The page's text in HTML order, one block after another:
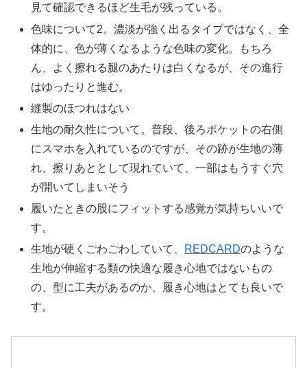
見て確認できるほど生毛が残っている。
色味について2。濃淡が強く出るタイプではなく、全
体的に、色が薄くなるような色味の変化。もちろ
ん、よく擦れる腿のあたりは白くなるが、その進行
はゆったりと進む。
縫製のほつれはない
生地の耐久性について。普段、後ろポケットの右側
にスマホを入れているのですが、その跡が生地の薄
れ、擦りあととして現れていて、一部はもうすぐ穴
が開いてしまいそう
履いたときの股にフィットする感覚が気持ちいいで
す。
生地が硬くごわごわしていて、
REDCARDのような
生地が伸縮する類の快適な履き心地ではないもの
の、型に工夫があるのか、履き心地はとても良いで
す。